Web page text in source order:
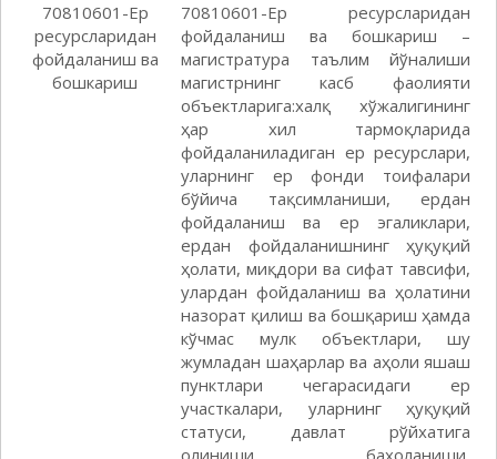
70810601-Ер
ресурсларидан
фойдаланиш ва
бошкариш
70810601-Ер ресурсларидан
фойдаланиш ва бошкариш –
магистратура таълим йўналиши
магистрнинг касб фаолияти
объектларига:халқ хўжалигининг
ҳар хил тармоқларида
фойдаланиладиган ер ресурслари,
уларнинг ер фонди тоифалари
бўйича тақсимланиши, ердан
фойдаланиш ва ер эгаликлари,
ердан фойдаланишнинг ҳуқуқий
ҳолати, миқдори ва сифат тавсифи,
улардан фойдаланиш ва ҳолатини
назорат қилиш ва бошқариш ҳамда
кўчмас мулк объектлари, шу
жумладан шаҳарлар ва аҳоли яшаш
пунктлари чегарасидаги ер
участкалари, уларнинг ҳуқуқий
статуси, давлат рўйхатига